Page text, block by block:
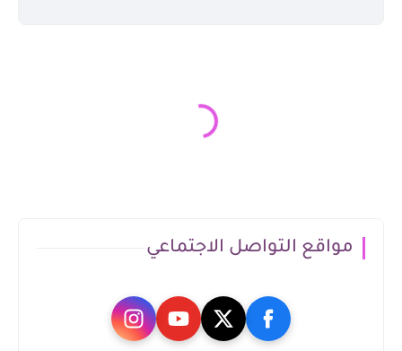
مواقع التواصل الاجتماعي